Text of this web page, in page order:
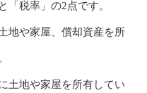
「税率」の2点です。
地や家屋、償却資産を所
土地や家屋を所有してい